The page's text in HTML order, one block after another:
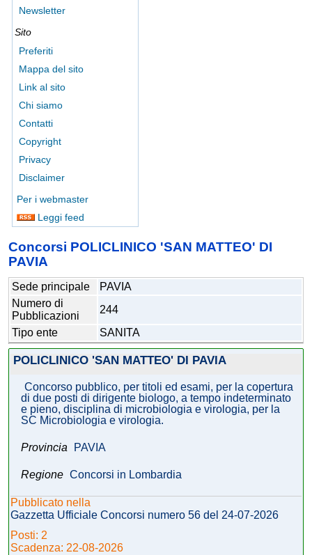
Newsletter
Sito
Preferiti
Mappa del sito
Link al sito
Chi siamo
Contatti
Copyright
Privacy
Disclaimer
Per i webmaster
Leggi feed
Concorsi POLICLINICO 'SAN MATTEO' DI
PAVIA
Sede principale
PAVIA
Numero di
Pubblicazioni
244
Tipo ente
SANITA
POLICLINICO 'SAN MATTEO' DI PAVIA
Concorso pubblico, per titoli ed esami, per la copertura
di due posti di dirigente biologo, a tempo indeterminato
e pieno, disciplina di microbiologia e virologia, per la
SC Microbiologia e virologia.
Provincia PAVIA
Regione Concorsi in Lombardia
Pubblicato nella
Gazzetta Ufficiale Concorsi numero 56 del 24-07-2026
Posti: 2
Scadenza: 22-08-2026